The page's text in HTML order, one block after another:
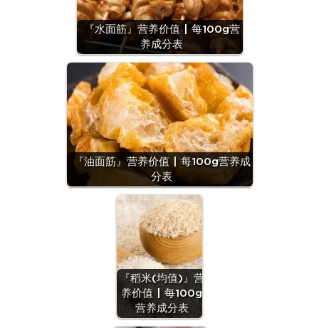
『水面筋』营养价值 | 每100g营
养成分表
『油面筋』营养价值 | 每100g营养成
分表
『稻米(均值)』营
养价值 | 每100g
营养成分表